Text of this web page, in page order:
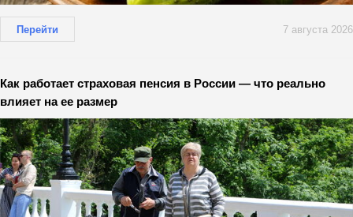
Перейти 7 августа 2026
Как работает страховая пенсия в России — что реально
влияет на ее размер